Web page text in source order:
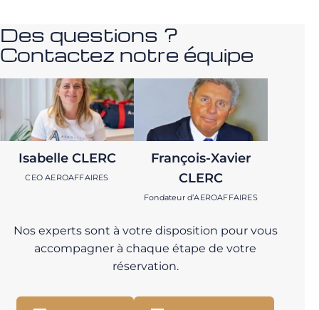
Des questions ?
Contactez notre équipe
Isabelle CLERC
CEO AEROAFFAIRES
François-Xavier
CLERC
Fondateur d’AEROAFFAIRES
Nos experts sont à votre disposition pour vous
accompagner à chaque étape de votre
réservation.